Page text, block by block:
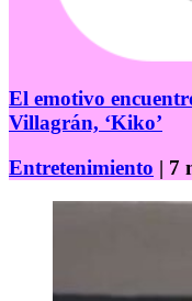
El emotivo
Villagrán, ‘Kiko’
Entretenimiento | 7